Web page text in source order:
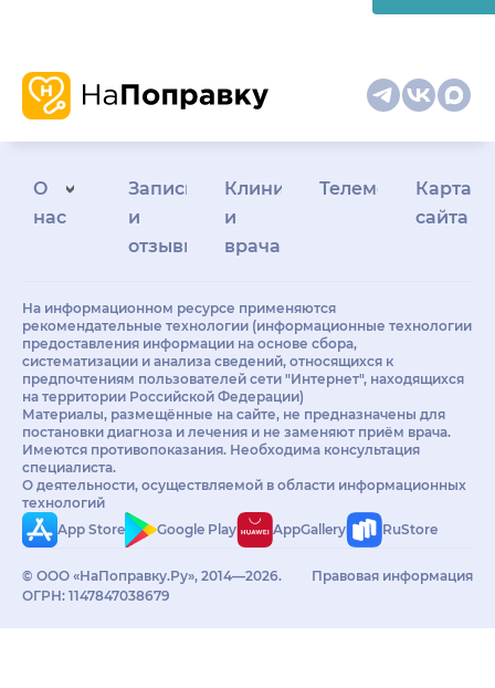
О
нас
Запись
и
отзывы
Клиникам
и
врачам
Телемедицина
Карта
сайта
На информационном ресурсе применяются
рекомендательные технологии (информационные технологии
предоставления информации на основе сбора,
систематизации и анализа сведений, относящихся к
предпочтениям пользователей сети "Интернет", находящихся
на территории Российской Федерации)
Материалы, размещённые на сайте, не предназначены для
постановки диагноза и лечения и не заменяют приём врача.
Имеются противопоказания. Необходима консультация
специалиста.
О деятельности, осуществляемой в области информационных
технологий
App Store
Google Play AppGallery RuStore
© ООО «НаПоправку.Ру», 2014—2026.
ОГРН: 1147847038679
Правовая информация